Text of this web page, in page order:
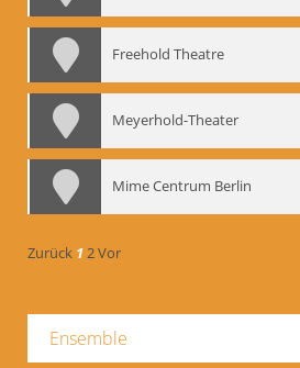
Freehold Theatre
Meyerhold-Theater
Mime Centrum Berlin
Zurück 12Vor
Ensemble